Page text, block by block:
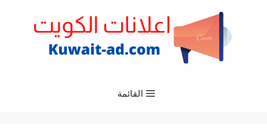
القائمة